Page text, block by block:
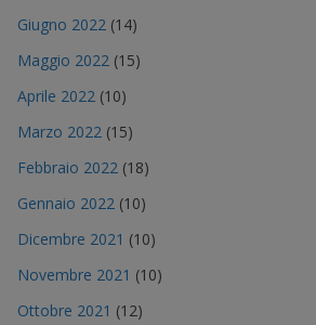
Giugno 2022 (14)
Maggio 2022 (15)
Aprile 2022 (10)
Marzo 2022 (15)
Febbraio 2022 (18)
Gennaio 2022 (10)
Dicembre 2021 (10)
Novembre 2021 (10)
Ottobre 2021 (12)